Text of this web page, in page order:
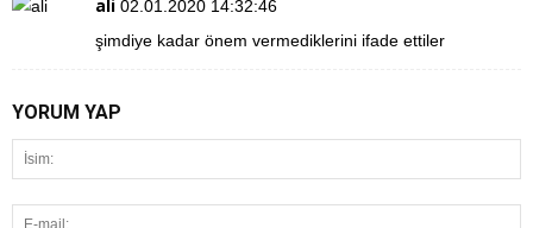
ali 02.01.2020 14:32:46
şimdiye kadar önem vermediklerini ifade ettiler
YORUM YAP